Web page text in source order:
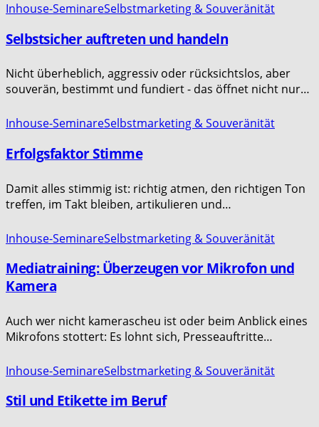
Inhouse-SeminareSelbstmarketing & Souveränität
Selbstsicher auftreten und handeln
Nicht überheblich, aggressiv oder rücksichtslos, aber
souverän, bestimmt und fundiert - das öffnet nicht nur…
Inhouse-SeminareSelbstmarketing & Souveränität
Erfolgsfaktor Stimme
Damit alles stimmig ist: richtig atmen, den richtigen Ton
treffen, im Takt bleiben, artikulieren und…
Inhouse-SeminareSelbstmarketing & Souveränität
Mediatraining: Überzeugen vor Mikrofon und
Kamera
Auch wer nicht kamerascheu ist oder beim Anblick eines
Mikrofons stottert: Es lohnt sich, Presseauftritte…
Inhouse-SeminareSelbstmarketing & Souveränität
Stil und Etikette im Beruf